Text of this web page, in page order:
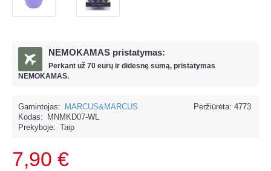
NEMOKAMAS pristatymas:
Perkant už 70 eurų ir didesnę sumą, pristatymas
NEMOKAMAS.
Peržiūrėta: 4773
Gamintojas:
MARCUS&MARCUS
Kodas:
MNMKD07-WL
Prekyboje: Taip
7,90 €